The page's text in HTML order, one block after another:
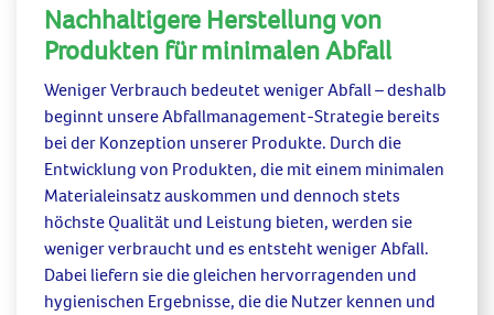
Nachhaltigere Herstellung von
Produkten für minimalen Abfall
Weniger Verbrauch bedeutet weniger Abfall – deshalb
beginnt unsereAbfallmanagement-Strategie bereits
bei der Konzeption unserer Produkte. Durch die
Entwicklung von Produkten, die mit einem minimalen
Materialeinsatz auskommen und dennoch stets
höchste Qualität und Leistung bieten, werden sie
weniger verbraucht und es entsteht weniger Abfall.
Dabei liefern sie die gleichen hervorragenden und
hygienischen Ergebnisse, die die Nutzer kennen und